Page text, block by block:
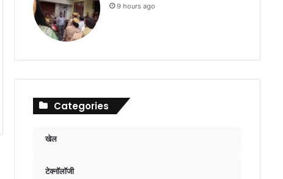
9 hours ago
Categories
खेल
टेक्नॉलॉजी